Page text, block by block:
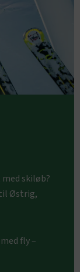
skiløb?
til Østrig,
fly –